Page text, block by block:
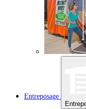
Entreposage